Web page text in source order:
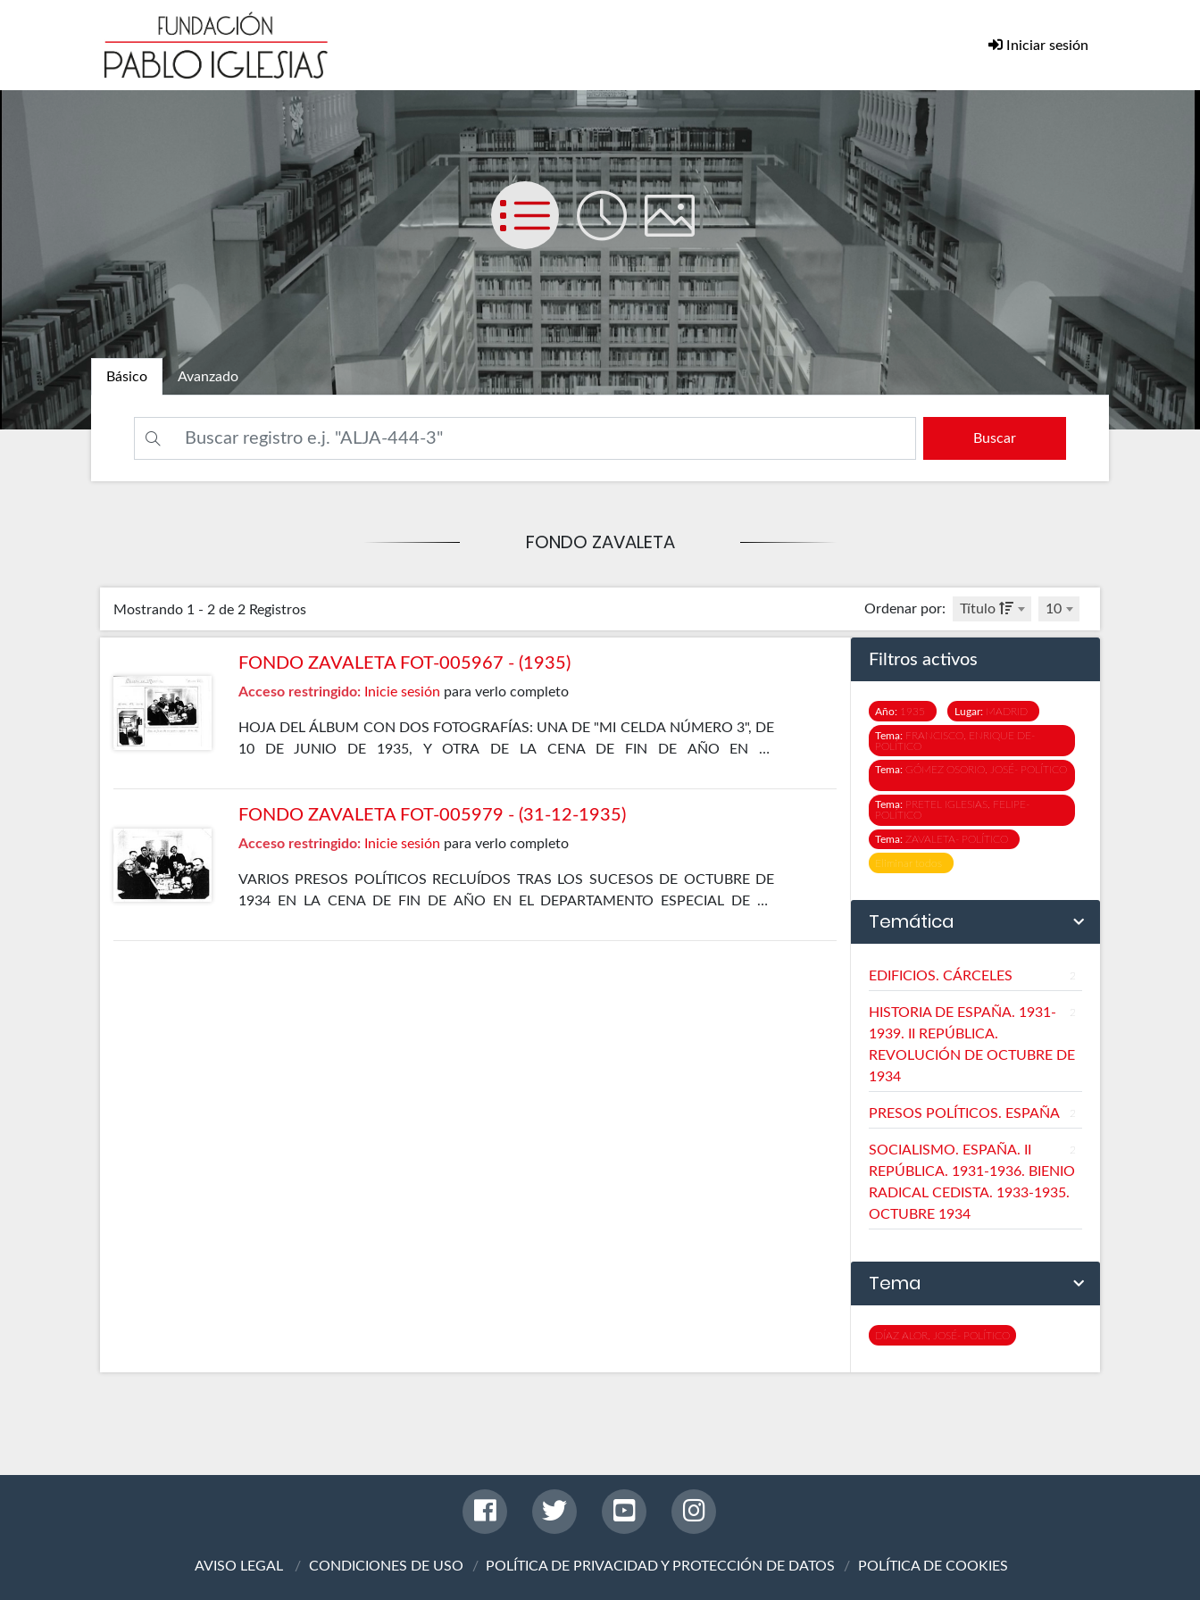
Iniciar sesión
List Time Picture
Básico Avanzado
Buscar
FONDO ZAVALETA
Mostrando 1 - 2 de 2 Registros Ordenar por: Título 10
FONDO ZAVALETA FOT-005967 - (1935)
Acceso restringido: Inicie sesión para verlo completo
HOJA DEL ÁLBUM CON DOS FOTOGRAFÍAS: UNA DE "MI CELDA NÚMERO 3", DE
10 DE JUNIO DE 1935, Y OTRA DE LA CENA DE FIN DE AÑO EN EL
FONDO ZAVALETA FOT-005979 - (31-12-1935)
Acceso restringido: Inicie sesión para verlo completo
VARIOS PRESOS POLÍTICOS RECLUÍDOS TRAS LOS SUCESOS DE OCTUBRE DE
1934 EN LA CENA DE FIN DE AÑO EN EL DEPARTAMENTO ESPECIAL DE LA
Filtros activos
Año: 1935 Lugar:MADRID
Tema: FRANCISCO, ENRIQUE DE-
POLÍTICO
Tema: GÓMEZ OSORIO, JOSÉ- POLÍTICO
Tema: PRETEL IGLESIAS, FELIPE-
POLÍTICO
Tema: ZAVALETA- POLÍTICO
Eliminar todos
Temática
EDIFICIOS. CÁRCELES
HISTORIA DE ESPAÑA. 1931-
1939. II REPÚBLICA.
REVOLUCIÓN DE OCTUBRE DE
1934
PRESOS POLÍTICOS. ESPAÑA
SOCIALISMO. ESPAÑA. II
REPÚBLICA. 1931-1936. BIENIO
RADICAL CEDISTA. 1933-1935.
OCTUBRE 1934
Tema
DÍAZ ALOR, JOSÉ- POLÍTICO
AVISO LEGAL CONDICIONES DE USO POLÍTICA DE PRIVACIDAD Y PROTECCIÓN DE DATOS POLÍTICA DE COOKIES